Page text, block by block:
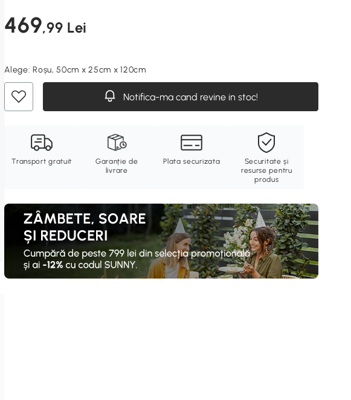
469,99 Lei
Alege:Roșu, 50cm x 25cm x 120cm
Notifica-ma cand revine in stoc!
Transport gratuit
Garanție de
livrare
Plata securizata
Securitate și
resurse pentru
produs